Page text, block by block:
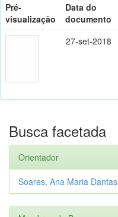
Pré-
visualização
Data do
documento
27-set-2018
Busca facetada
Orientador
Soares, Ana Maria Dantas